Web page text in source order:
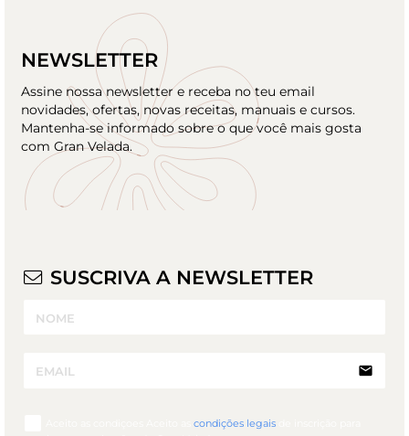
NEWSLETTER
Assine nossa newsletter e receba no teu email
novidades, ofertas, novas receitas, manuais e cursos.
Mantenha-se informado sobre o que você mais gosta
com Gran Velada.
SUSCRIVA A NEWSLETTER
email
condições legais